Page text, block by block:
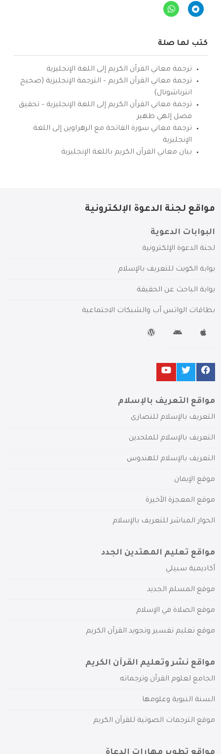
كتب لها صلة
ترجمة معاني القرآن الكريم إلى اللغة الإنجليزية
ترجمة معاني القرآن الكريم – الترجمة الإنجليزية (صحيح
انترناشونال)
ترجمة معاني القرآن الكريم إلى اللغة الإنجليزية – تحقيق
فضل إلهي ظهير
ترجمة معاني سورة الفاتحة مع الزهراوين إلى اللغة
الإنجليزية
بيان معاني القرآن الكريم باللغة الإنجليزية
مواقع لجنة الدعوة الإلكترونية
البوابات الدعوية
لجنة الدعوة الإلكترونية
بوابة الكويت للتعريف بالإسلام
بوابة الباحث عن الحقيقة
بطاقات الواتس آب والشبكات الاجتماعية
مواقع التعريف بالإسلام
التعريف بالإسلام للنصارى
التعريف بالإسلام للملحدين
التعريف بالإسلام للهندوس
موقع الإيمان
موقع المعجزة الأخيرة
الحوار المباشر للتعريف بالإسلام
مواقع تعليم المهتدين الجدد
أكاديمية سبيلي
موقع المسلم الجديد
موقع الصلاة في الإسلام
موقع تعليم تفسير وتجويد القرآن الكريم
مواقع نشر وتعليم القرآن الكريم
الجامع لعلوم القرآن وترجماته
السنة النبوية وعلومها
موقع الترجمات الصوتية للقرآن الكريم